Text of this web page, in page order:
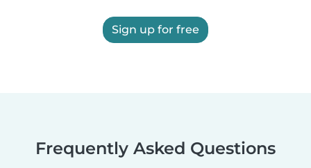
Sign up for free
Frequently Asked Questions